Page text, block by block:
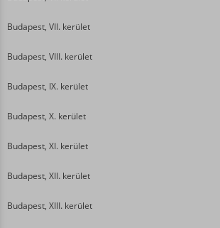
Budapest, VII. kerület
Budapest, VIII. kerület
Budapest, IX. kerület
Budapest, X. kerület
Budapest, XI. kerület
Budapest, XII. kerület
Budapest, XIII. kerület